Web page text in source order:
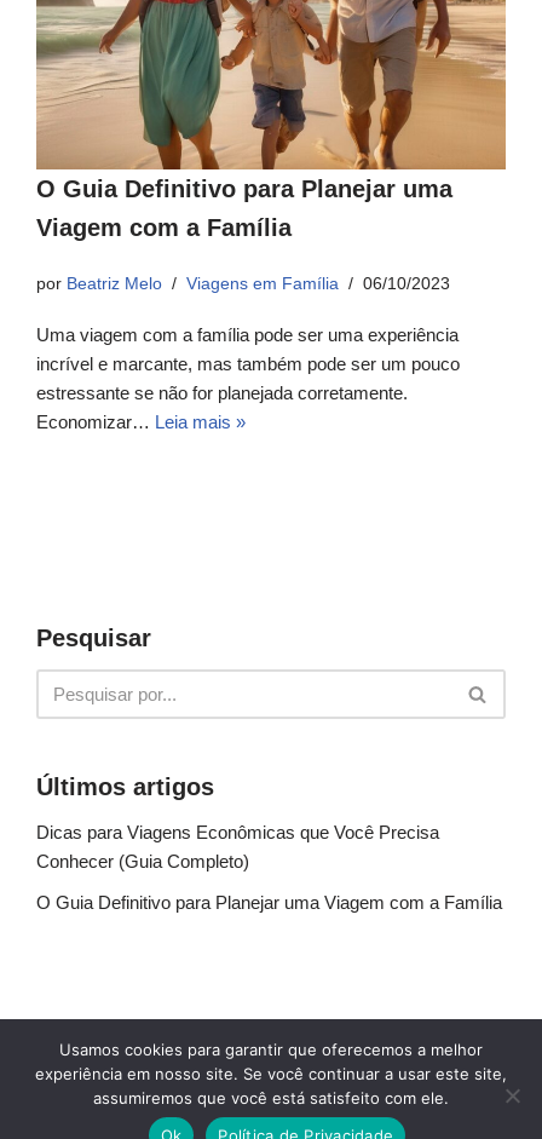
O Guia Definitivo para Planejar uma
Viagem com a Família
por Beatriz Melo Viagens em Família 06/10/2023
Uma viagem com a família pode ser uma experiência
incrível e marcante, mas também pode ser um pouco
estressante se não for planejada corretamente.
Economizar… Leia mais »
Pesquisar
Últimos artigos
Dicas para Viagens Econômicas que Você Precisa
Conhecer (Guia Completo)
O Guia Definitivo para Planejar uma Viagem com a Família
Sobre Nós Fale conosco
Política de Privacidade
Termos de uso
Glossário Blog
© Explore Destinos - TODOS OS DIREITOS
Usamos cookies para garantir que oferecemos a melhor
experiência em nosso site. Se você continuar a usar este site,
assumiremos que você está satisfeito com ele.
Ok
Política de Privacidade